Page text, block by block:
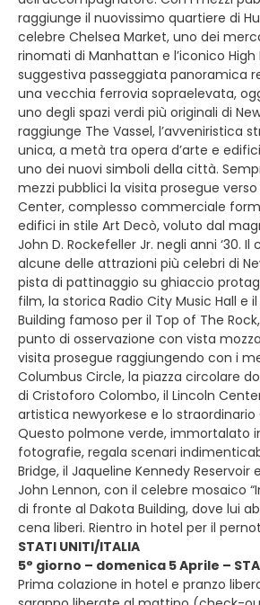
raggiunge il nuovissimo quartiere di
celebre Chelsea Market, uno dei
rinomati di Manhattan e l’iconico High
suggestiva passeggiata panoramica
una vecchia ferrovia sopraelevata,
uno degli spazi verdi più originali di
raggiunge The Vassel, l’avveniristica
unica, a metà tra opera d’arte e
uno dei nuovi simboli della città.
mezzi pubblici la visita prosegue
Center, complesso commerciale
edifici in stile Art Decò, voluto dal
John D. Rockefeller Jr. negli anni ‘30.
alcune delle attrazioni più celebri di
pista di pattinaggio su ghiaccio
film, la storica Radio City Music Hall e
Building famoso per il Top of The
punto di osservazione con vista
visita prosegue raggiungendo con i
Columbus Circle, la piazza circolare
di Cristoforo Colombo, il Lincoln
artistica newyorkese e lo straordinario
Questo polmone verde, immortalato
fotografie, regala scenari
Bridge, il Jaqueline Kennedy
John Lennon, con il celebre mosaico
di fronte al Dakota Building, dove lui
cena liberi. Rientro in hotel per il
STATI UNITI/ITALIA
5° giorno – domenica 5 Aprile –
Prima colazione in hotel e pranzo